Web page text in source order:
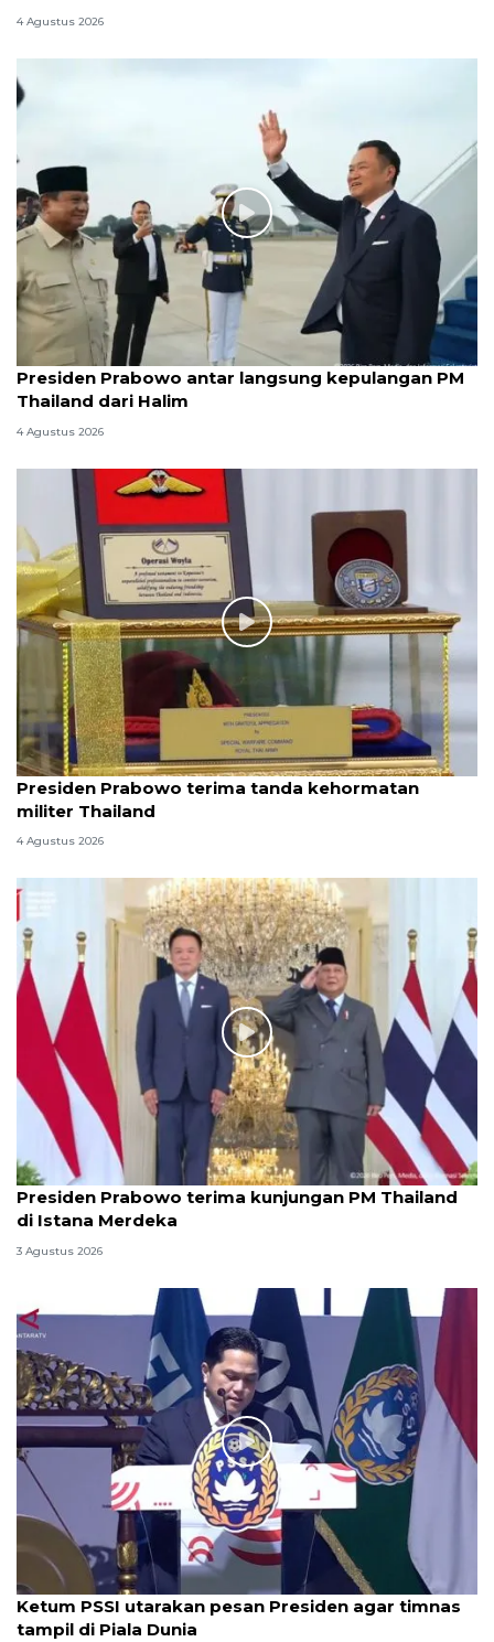
4 Agustus 2026
Presiden Prabowo antar langsung kepulangan PM
Thailand dari Halim
4 Agustus 2026
Presiden Prabowo terima tanda kehormatan
militer Thailand
4 Agustus 2026
Presiden Prabowo terima kunjungan PM Thailand
di Istana Merdeka
3 Agustus 2026
Ketum PSSI utarakan pesan Presiden agar timnas
tampil di Piala Dunia